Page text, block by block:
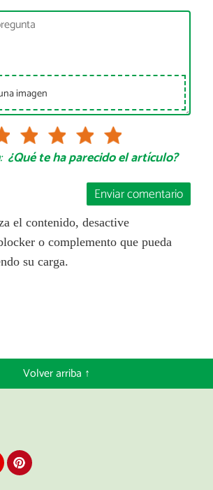
imagen
¿Qué te ha parecido el artículo?
Enviar comentario
el contenido, desactive
o complemento que pueda
su carga.
Volver arriba ↑